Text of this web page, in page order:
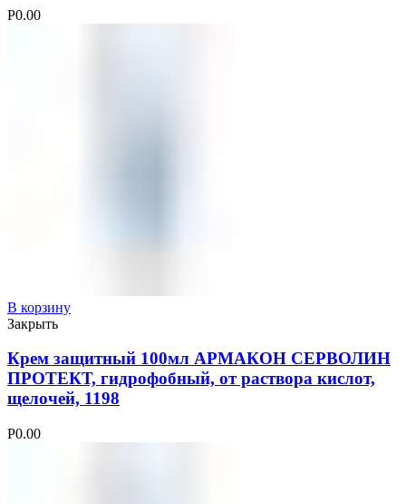
Р0.00
В корзину
Закрыть
Крем защитный 100мл АРМАКОН СЕРВОЛИН
ПРОТЕКТ, гидрофобный, от раствора кислот,
щелочей, 1198
Р0.00